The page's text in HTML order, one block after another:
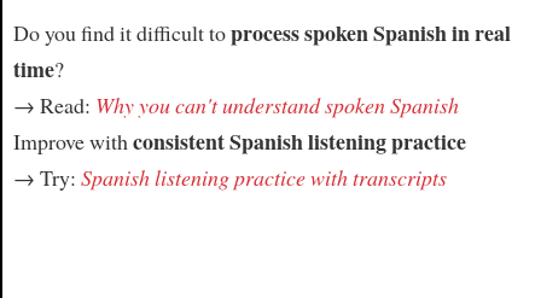
Do you find it difficult toprocess spoken Spanish in real
time?
→ Read: Why you can't understand spoken Spanish
Improve withconsistent Spanish listening practice
→ Try: Spanish listening practice with transcripts